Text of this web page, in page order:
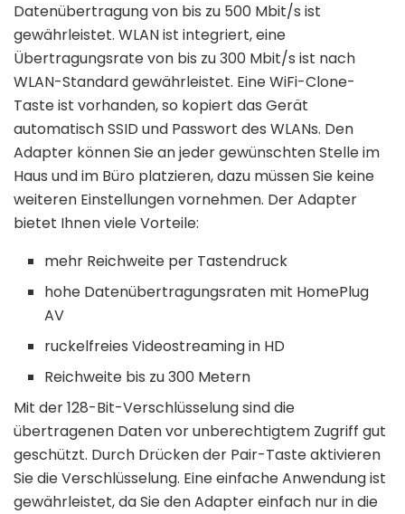
Datenübertragung von bis zu 500 Mbit/s ist
gewährleistet. WLAN ist integriert, eine
Übertragungsrate von bis zu 300 Mbit/s ist nach
WLAN-Standard gewährleistet. Eine WiFi-Clone-
Taste ist vorhanden, so kopiert das Gerät
automatisch SSID und Passwort des WLANs. Den
Adapter können Sie an jeder gewünschten Stelle im
Haus und im Büro platzieren, dazu müssen Sie keine
weiteren Einstellungen vornehmen. Der Adapter
bietet Ihnen viele Vorteile:
mehr Reichweite per Tastendruck
hohe Datenübertragungsraten mit HomePlug
AV
ruckelfreies Videostreaming in HD
Reichweite bis zu 300 Metern
Mit der 128-Bit-Verschlüsselung sind die
übertragenen Daten vor unberechtigtem Zugriff gut
geschützt. Durch Drücken der Pair-Taste aktivieren
Sie die Verschlüsselung. Eine einfache Anwendung ist
gewährleistet, da Sie den Adapter einfach nur in die